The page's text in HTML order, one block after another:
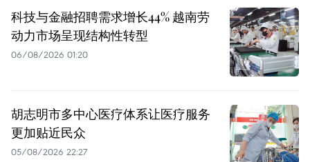
科技与金融招聘需求增长44% 越南劳
动力市场呈现结构性转型
06/08/2026 01:20
胡志明市多中心医疗体系让医疗服务
更加贴近民众
05/08/2026 22:27